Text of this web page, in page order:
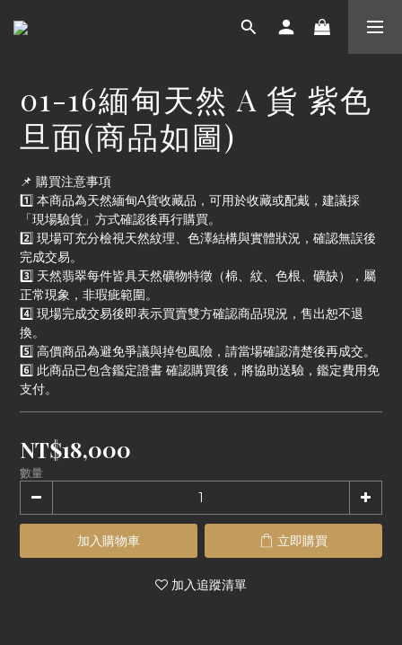
01-16緬甸天然 A 貨 紫色
旦面(商品如圖)
📌 購買注意事項
1️⃣ 本商品為天然緬甸A貨收藏品，可用於收藏或配戴，建議採
「現場驗貨」方式確認後再行購買。
2️⃣ 現場可充分檢視天然紋理、色澤結構與實體狀況，確認無誤後
完成交易。
3️⃣ 天然翡翠每件皆具天然礦物特徵（棉、紋、色根、礦缺），屬
正常現象，非瑕疵範圍。
4️⃣ 現場完成交易後即表示買賣雙方確認商品現況，售出恕不退
換。
5️⃣ 高價商品為避免爭議與掉包風險，請當場確認清楚後再成交。
6️⃣ 此商品已包含鑑定證書 確認購買後，將協助送驗，鑑定費用免
支付。
NT$18,000
數量
加入購物車 立即購買
加入追蹤清單